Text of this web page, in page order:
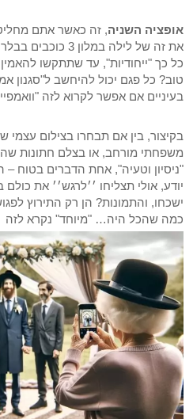
אופציה השניה, זה כאשר אתם
את זה של לילה
כל כך "ייחודיות", עד שתתקשו
טוב? כל פגם יכול להיחשב ל"סגנון
בעיניים אם אפשר לקרוא לזה
בקיצור, בין אם תבחרו בצילום עצמי
משפחתי מורחב, או בצלם חתונות
"ניסיון וטעיה", אחת הדברים בטוח –
יודע, אולי תצליחו ׳׳לרגש׳׳ את
ישכחו, והתמונות? הן רק התירוץ
כמה שהכל היה… "מיוחד" נקרא לזה